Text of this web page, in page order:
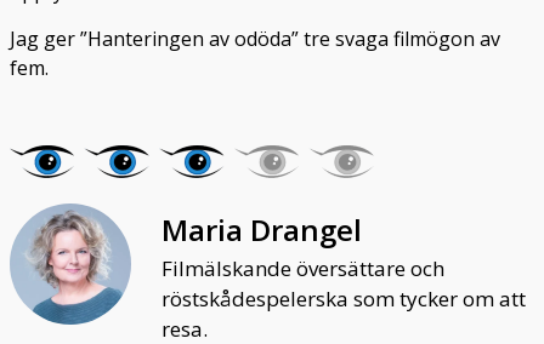
Jag ger ”Hanteringen av odöda” tre svaga filmögon av
fem.
Maria Drangel
Filmälskande översättare och
röstskådespelerska som tycker om att
resa.